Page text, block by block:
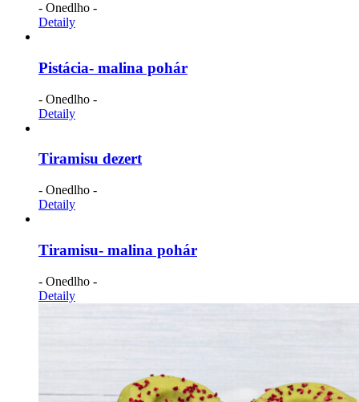
- Onedlho -
Detaily
Pistácia- malina pohár
- Onedlho -
Detaily
Tiramisu dezert
- Onedlho -
Detaily
Tiramisu- malina pohár
- Onedlho -
Detaily